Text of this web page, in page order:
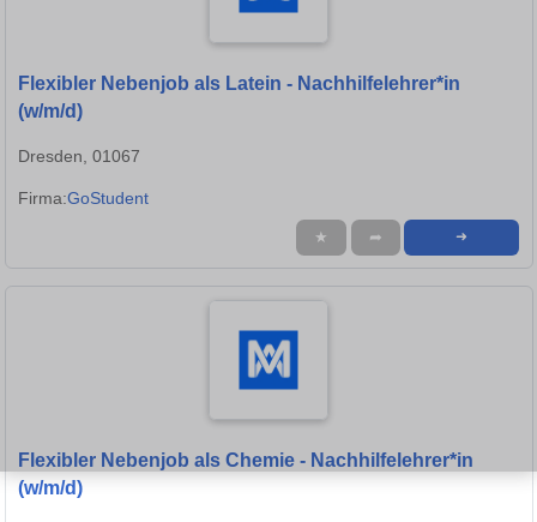
Flexibler Nebenjob als Latein - Nachhilfelehrer*in
(w/m/d)
Dresden, 01067
Firma:GoStudent
★ ➦ ➜
Flexibler Nebenjob als Chemie - Nachhilfelehrer*in
(w/m/d)